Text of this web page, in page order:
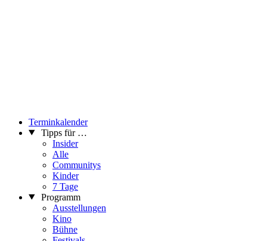
Terminkalender
Tipps für …
Insider
Alle
Communitys
Kinder
7 Tage
Programm
Ausstellungen
Kino
Bühne